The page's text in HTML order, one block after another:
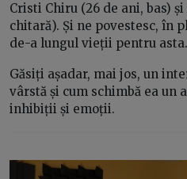
Cristi Chiru (26 de ani, bas)
chitară). Și ne povestesc, în
de-a lungul vieții pentru asta.
Găsiți așadar, mai jos, un
vârstă și cum schimbă ea un
inhibiții și emoții.